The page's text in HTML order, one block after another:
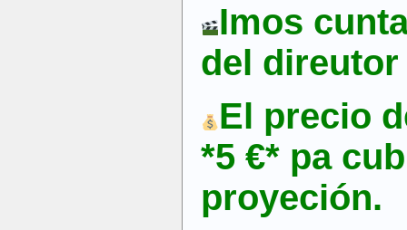
Imos
del
El precio
*5 €* pa
proyeción.